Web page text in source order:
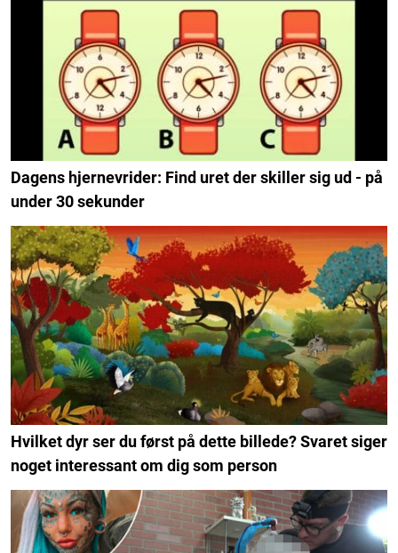
Dagens hjernevrider: Find uret der skiller sig ud - på
under 30 sekunder
Hvilket dyr ser du først på dette billede? Svaret siger
noget interessant om dig som person